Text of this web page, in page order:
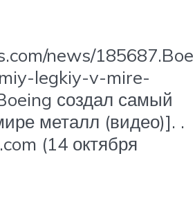
news/
legkiy-v-mire-
создал самый
металл (видео)]. .
(14 октября